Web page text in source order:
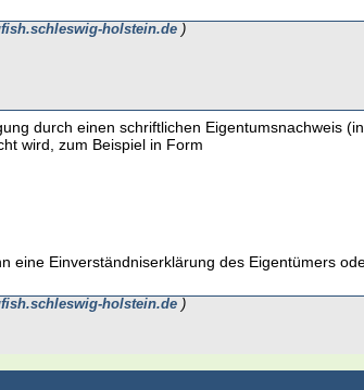
holstein.de )
durch einen schriftlichen Eigentumsnachweis (in
wird, zum Beispiel in Form
eine Einverständniserklärung des Eigentümers
holstein.de )